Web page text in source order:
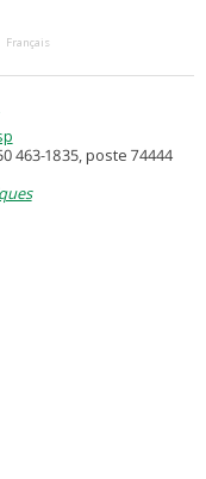
Français
463-1835, poste 74444